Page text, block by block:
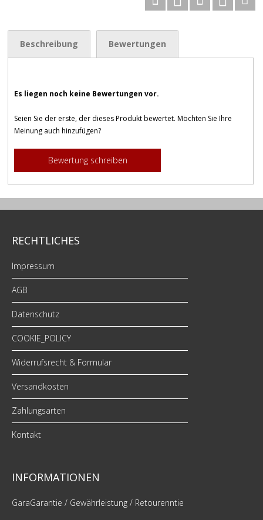
Beschreibung Bewertungen
Es liegen noch keine Bewertungen vor.
Seien Sie der erste, der dieses Produkt bewertet. Möchten Sie Ihre
Meinung auch hinzufügen?
Bewertung schreiben
RECHTLICHES
Impressum
AGB
Datenschutz
COOKIE_POLICY
Widerrufsrecht & Formular
Versandkosten
Zahlungsarten
Kontakt
INFORMATIONEN
GaraGarantie / Gewährleistung / Retourenntie